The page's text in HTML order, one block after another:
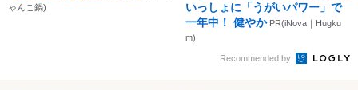
ゃんこ鍋)
いっしょに「うがいパワー」で
一年中！ 健やか PR(iNova｜Hugku
m)
Recommended by